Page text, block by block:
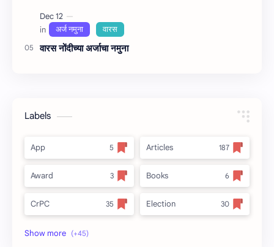
वारस नोंदीच्‍या अर्जाचा नमुना
Labels
App Articles
Award Books
CrPC Election
Forest